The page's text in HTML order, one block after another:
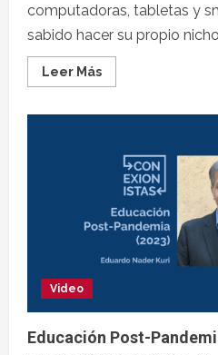
computadoras, tabletas y
sabido hacer su propio
Leer Más
Video
Educación Post-